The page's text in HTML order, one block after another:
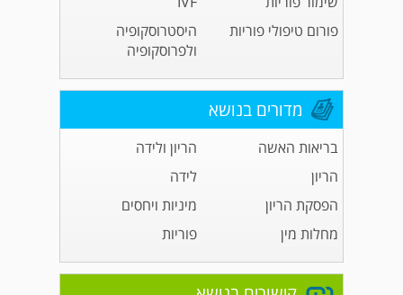
פורום טיפולי פוריות
היסטרוסקופיה
ולפרוסקופיה
מדורים בנושא
בריאות האשה
הריון ולידה
הריון
לידה
הפסקת הריון
מיניות ויחסים
מחלות מין
פוריות